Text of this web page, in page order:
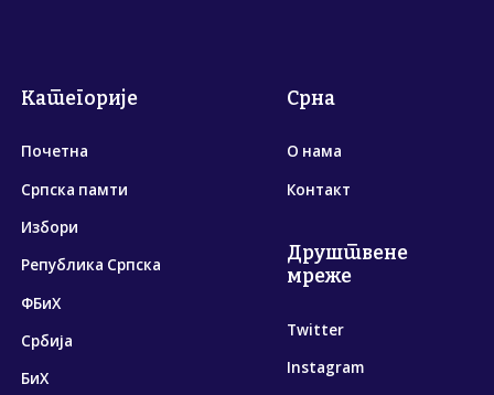
Категорије
Почетна
Српска памти
Избори
Република Српска
ФБиХ
Србија
БиХ
Срна
О нама
Контакт
Друштвене
мреже
Twitter
Instagram